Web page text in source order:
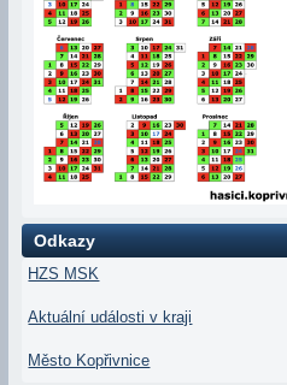
Odkazy
HZS MSK
Aktuální události v kraji
Město Kopřivnice